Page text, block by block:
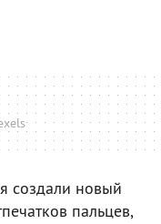
создали новый
пальцев,